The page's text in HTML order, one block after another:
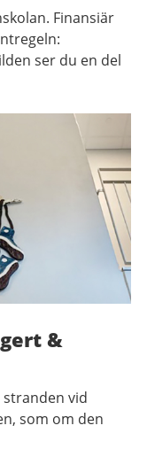
Finansiär
ser du en del
&
stranden vid
som om den